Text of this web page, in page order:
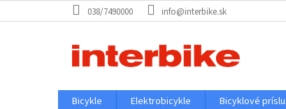
na
038/7490000 info@interbike.sk
Bicykle Elektrobicykle Bicyklové